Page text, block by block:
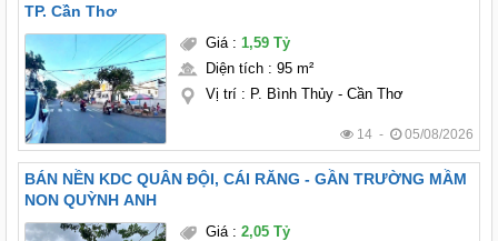
TP. Cần Thơ
Giá: 1,59 Tỷ
Diện tích: 95 m²
Vị trí: P. Bình Thủy - Cần Thơ
14 - 05/08/2026
BÁN NỀN KDC QUÂN ĐỘI, CÁI RĂNG - GẦN TRƯỜNG MẦM
NON QUỲNH ANH
Giá: 2,05 Tỷ